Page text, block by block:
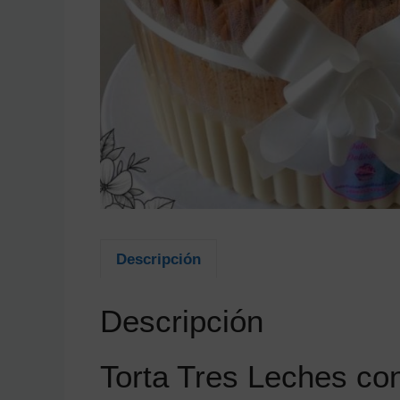
Descripción
Descripción
Torta Tres Leches